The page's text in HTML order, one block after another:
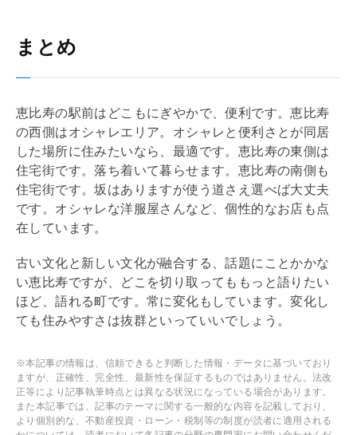
まとめ
恵比寿の駅前はどこもにぎやかで、便利です。恵比寿
の西側はオシャレエリア。オシャレと便利さとが同居
した場所に住みたいなら、最適です。恵比寿の東側は
住宅街です。落ち着いて暮らせます。恵比寿の南側も
住宅街です。坂はありますが使う道さえ選べば大丈夫
です。オシャレな洋服屋さんなど、個性的なお店も点
在しています。
古い文化と新しい文化が融合する、話題にことかかな
い恵比寿ですが、どこを切り取ってももっと語りたい
ほど、語れる町です。常に変化もしています。変化し
ても住みやすさは抜群といっていいでしょう。
※本記事の情報は、信頼できると判断した情報・データに基づいており
ますが、正確性、完全性、最新性を保証するものではありません。法改
正等により記事執筆時点とは異なる状況になっている場合があります。
また本記事では、記事のテーマに関する一般的な内容を記載しており、
より個別的な、不動産投資・ローン・税制等の制度が読者に適用される